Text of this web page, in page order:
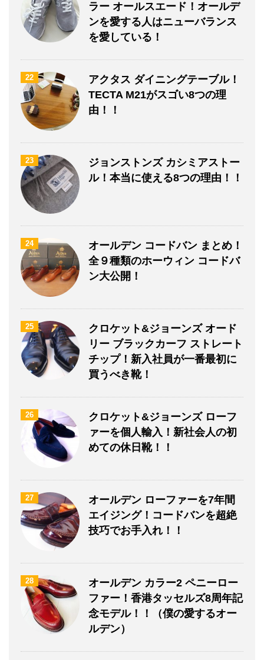
ラー オールスエード！オールデ
ンを愛する人はニューバランス
を愛している！
22
アクタス ダイニングテーブル！
TECTA M21がスゴい8つの理
由！！
23
ジョンストンズ カシミアストー
ル！本当に使える8つの理由！！
24
オールデン コードバン まとめ！
全９種類のホーウィン コードバ
ン大公開！
25
クロケット&ジョーンズ オード
リー ブラックカーフ ストレート
チップ！新入社員が一番最初に
買うべき靴！
26
クロケット&ジョーンズ ローフ
ァーを個人輸入！新社会人の初
めての休日靴！！
27
オールデン ローファーを7年間
エイジング！コードバンを超絶
技巧でお手入れ！！
28
オールデン カラー2 ペニーロー
ファー！香港タッセルズ8周年記
念モデル！！（僕の愛するオー
ルデン）